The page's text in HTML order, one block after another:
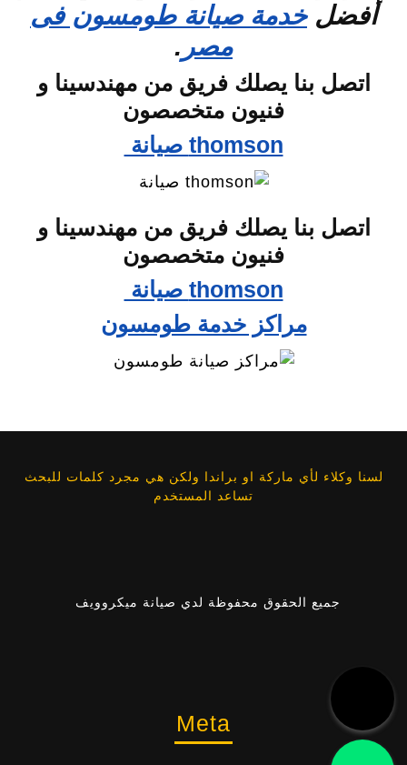
أفضلخدمة صيانة طومسون فى
مصر .
اتصل بنا يصلك فريق من مهندسينا و
فنيون متخصصون
thomson صيانة
اتصل بنا يصلك فريق من مهندسينا و
فنيون متخصصون
thomson صيانة
مراكز خدمة طومسون
لسنا وكلاء لأي ماركة او براندا ولكن هي مجرد كلمات للبحث
تساعد المستخدم
جميع الحقوق محفوظة لدي صيانة ميكروويف
Meta